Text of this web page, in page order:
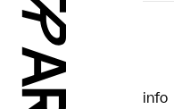
info